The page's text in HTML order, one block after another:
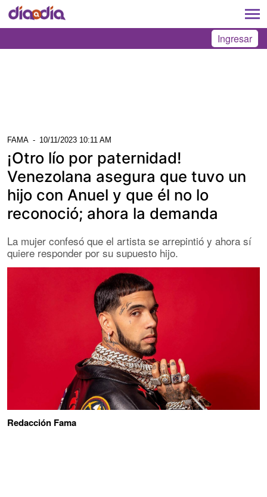
Ingresar
FAMA - 10/11/2023 10:11 AM
¡Otro lío por paternidad!
Venezolana asegura que tuvo un
hijo con Anuel y que él no lo
reconoció; ahora la demanda
La mujer confesó que el artista se arrepintió y ahora sí
quiere responder por su supuesto hijo.
Redacción Fama